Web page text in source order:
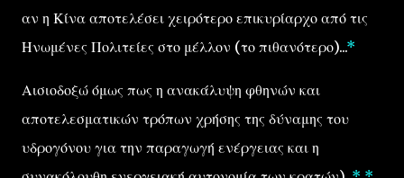
αν η Κίνα αποτελέσει χειρότερο επικυρίαρχο από τις
Ηνωμένες Πολιτείες στο μέλλον (το πιθανότερο)...*
Αισιοδοξώ όμως πως η ανακάλυψη φθηνών και
αποτελεσματικών τρόπων χρήσης της δύναμης του
υδρογόνου για την παραγωγή ενέργειας και η